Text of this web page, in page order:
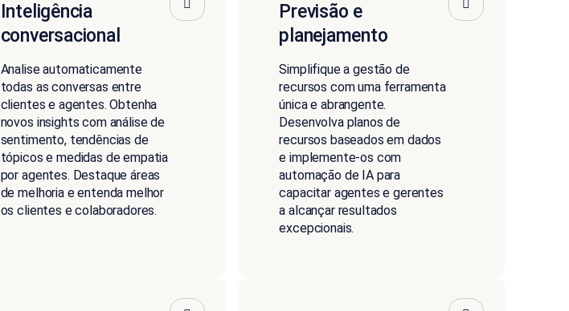
Inteligência
conversacional
Analise automaticamente
todas as conversas entre
clientes e agentes. Obtenha
novos insights com análise de
sentimento, tendências de
tópicos e medidas de empatia
por agentes. Destaque áreas
de melhoria e entenda melhor
os clientes e colaboradores.
Previsão e
planejamento
Simplifique a gestão de
recursos com uma ferramenta
única e abrangente.
Desenvolva planos de
recursos baseados em dados
e implemente-os com
automação de IA para
capacitar agentes e gerentes
a alcançar resultados
excepcionais.